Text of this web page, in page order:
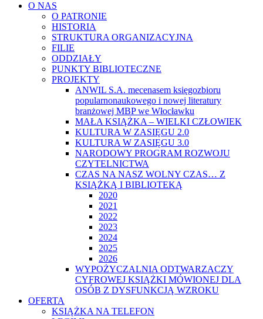
O NAS
O PATRONIE
HISTORIA
STRUKTURA ORGANIZACYJNA
FILIE
ODDZIAŁY
PUNKTY BIBLIOTECZNE
PROJEKTY
ANWIL S.A. mecenasem księgozbioru
popularnonaukowego i nowej literatury
branżowej MBP we Włocławku
MAŁA KSIĄŻKA – WIELKI CZŁOWIEK
KULTURA W ZASIĘGU 2.0
KULTURA W ZASIĘGU 3.0
NARODOWY PROGRAM ROZWOJU
CZYTELNICTWA
CZAS NA NASZ WOLNY CZAS… Z
KSIĄŻKĄ I BIBLIOTEKĄ
2020
2021
2022
2023
2024
2025
2026
WYPOŻYCZALNIA ODTWARZACZY
CYFROWEJ KSIĄŻKI MÓWIONEJ DLA
OSÓB Z DYSFUNKCJĄ WZROKU
OFERTA
KSIĄŻKA NA TELEFON